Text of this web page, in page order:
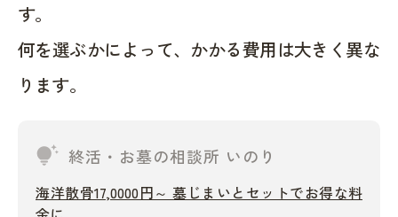
す。
何を選ぶかによって、かかる費用は大きく異な
ります。
tips_and_updates 終活・お墓の相談所 いのり
海洋散骨17,0000円～ 墓じまいとセットでお得な料